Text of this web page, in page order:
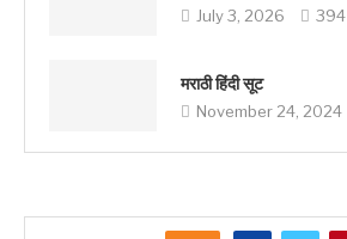
July 3, 2026 394
मराठी हिंदी सूट
November 24, 2024